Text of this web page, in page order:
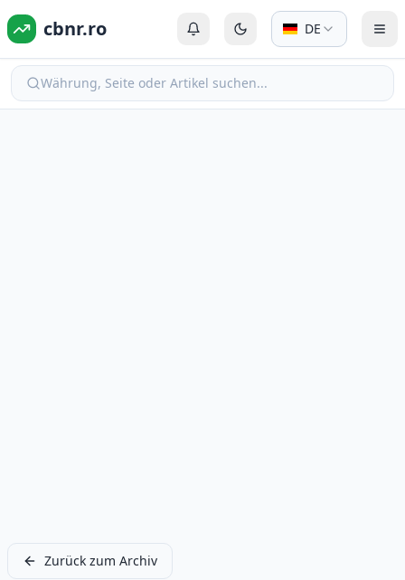
cbnr.ro Anmelden oder Registrieren
Zum dunklen Modus
DE
Währung, Seite oder Artikel suchen...
Zurück zum Archiv